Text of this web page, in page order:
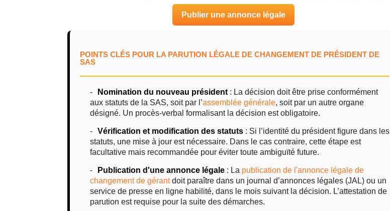
Publier une annonce légale
POINTS CLÉS POUR LA PARUTION LÉGALE DE CHANGEMENT DE PRÉSIDENT DE
SAS
Nomination du nouveau président : La décision doit être prise conformément
aux statuts de la SAS, soit par l’assemblée générale, soit par un autre organe
désigné. Un procès-verbal formalisant la décision est obligatoire.
Vérification et modification des statuts : Si l’identité du président figure dans les
statuts, une mise à jour est nécessaire. Dans le cas contraire, cette étape est
facultative mais recommandée pour éviter toute ambiguïté future.
Publication d'une annonce légale : La publication de l'annonce légale de
changement de gérantdoit paraître dans un journal d’annonces légales (JAL) ou un
service de presse en ligne habilité, dans le mois suivant la décision. L’attestation de
parution est requise pour la suite des démarches.